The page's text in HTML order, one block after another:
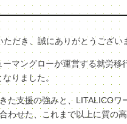
だき、誠にありがとうござい
マングローが運営する就労
りました。
た支援の強みと、LITALICO
わせた、これまで以上に質の